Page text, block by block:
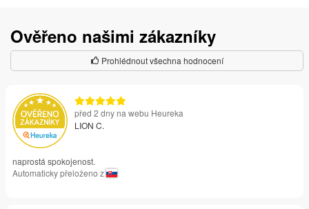
Ověřeno našimi zákazníky
Prohlédnout všechna hodnocení
před 2 dny na webu Heureka
LION C.
naprostá spokojenost.
Automaticky přeloženo z